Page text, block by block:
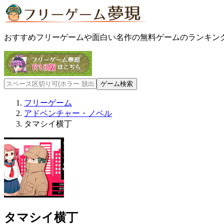
おすすめフリーゲームや面白い名作の無料ゲームのランキン
フリーゲーム
アドベンチャー・ノベル
タマシイ横丁
タマシイ横丁